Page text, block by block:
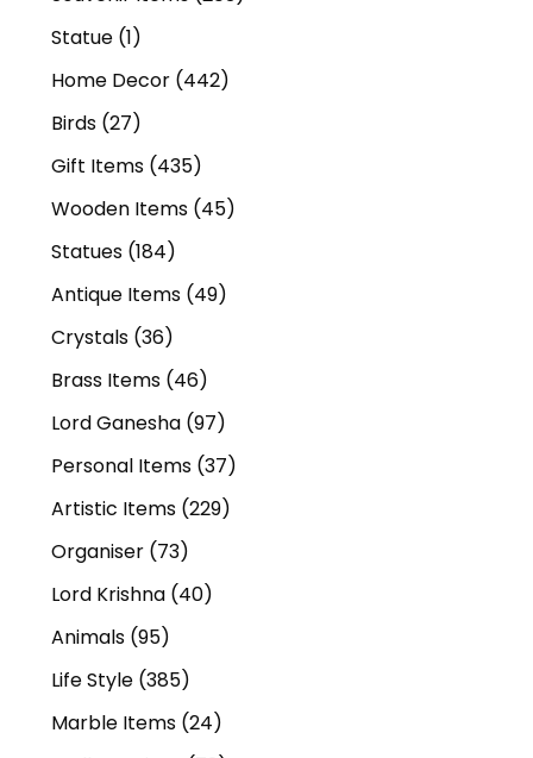
Statue (1)
Home Decor (442)
Birds (27)
Gift Items (435)
Wooden Items (45)
Statues (184)
Antique Items (49)
Crystals (36)
Brass Items (46)
Lord Ganesha (97)
Personal Items (37)
Artistic Items (229)
Organiser (73)
Lord Krishna (40)
Animals (95)
Life Style (385)
Marble Items (24)